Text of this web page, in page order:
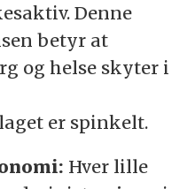
Denne
betyr at
og helse skyter i
er spinkelt.
Hver lille